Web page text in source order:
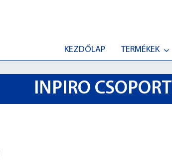
KEZDŐLAP TERMÉKEK
INPIRO CSOPORT